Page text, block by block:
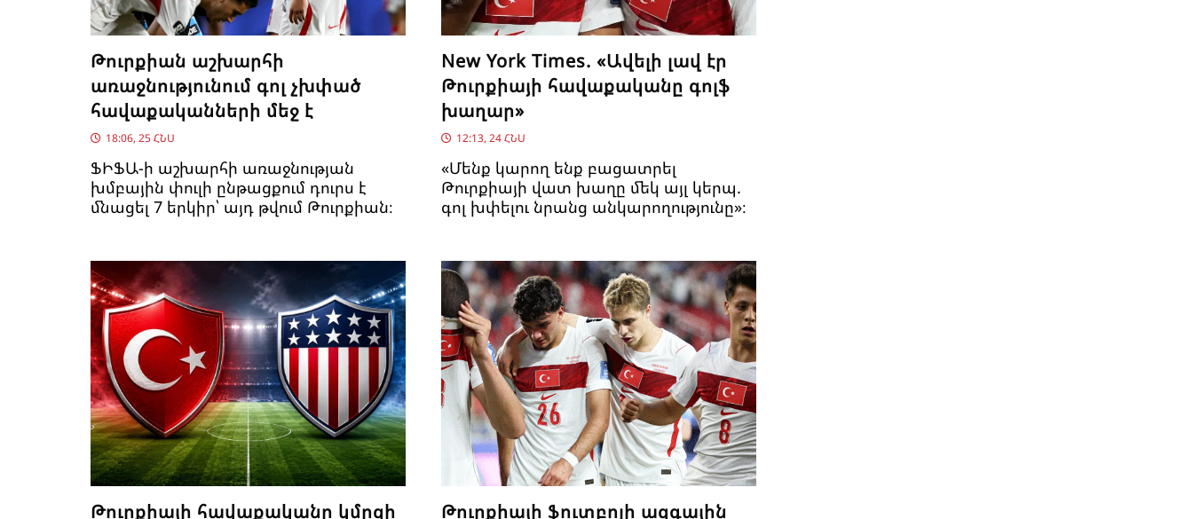
Թուրքիան աշխարհի
առաջնությունում գոլ չխփած
հավաքականների մեջ է
18:06, 25 ՀՆՍ
ՖԻՖԱ-ի աշխարհի առաջնության
խմբային փուլի ընթացքում դուրս է
մնացել 7 երկիր՝ այդ թվում Թուրքիան։
New York Times. «Ավելի լավ էր
Թուրքիայի հավաքականը գոլֆ
խաղար»
12:13, 24 ՀՆՍ
«Մենք կարող ենք բացատրել
Թուրքիայի վատ խաղը մեկ այլ կերպ.
գոլ խփելու նրանց անկարողությունը»։
Թուրքիայի հավաքականը կմրցի
Թուրքիայի ֆուտբոլի ազգային